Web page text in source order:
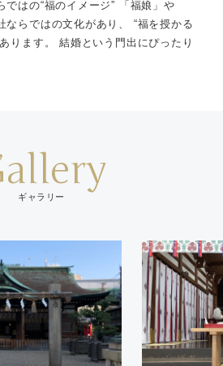
ではの“福のイメージ” 「福娘」や
ならではの文化があり、 “福を授かる
ります。 結婚という門出にぴったり
ギャラリー